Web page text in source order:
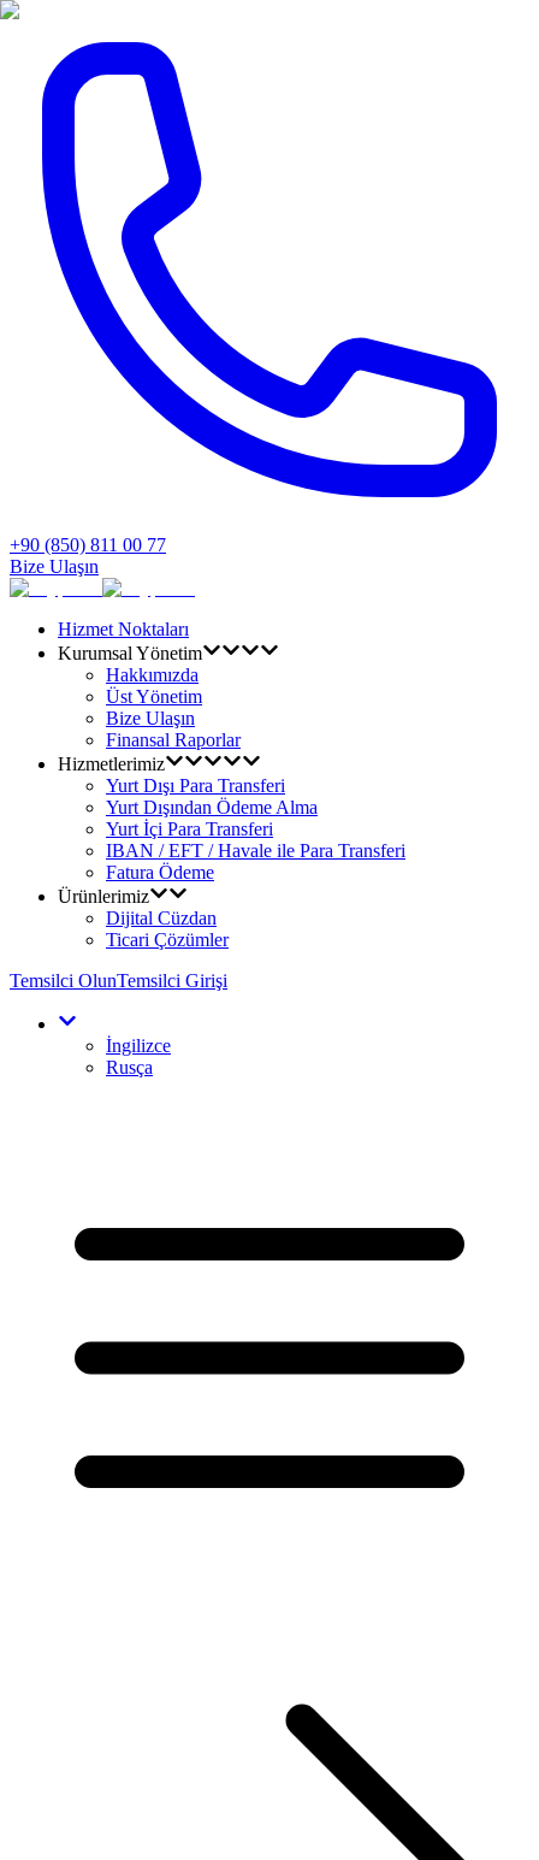
+90 (850) 811 00 77
Bize Ulaşın
Hizmet Noktaları
Kurumsal Yönetim
Hakkımızda
Üst Yönetim
Bize Ulaşın
Finansal Raporlar
Hizmetlerimiz
Yurt Dışı Para Transferi
Yurt Dışından Ödeme Alma
Yurt İçi Para Transferi
IBAN / EFT / Havale ile Para Transferi
Fatura Ödeme
Ürünlerimiz
Dijital Cüzdan
Ticari Çözümler
Temsilci OlunTemsilci Girişi
İngilizce
Rusça